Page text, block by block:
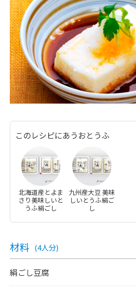
このレシピにあうおとうふ
北海道産とよま
さり美味しいと
うふ絹ごし
九州産大豆 美味
しいとうふ絹ご
し
材料 (4人分)
絹ごし豆腐